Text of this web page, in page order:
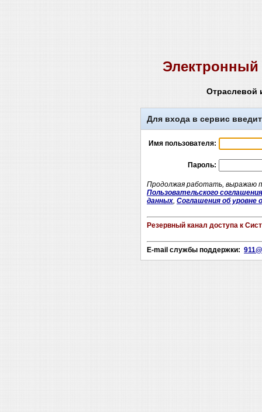
Отраслевой
Для входа в сервис
Имя пользователя:
Пароль:
Продолжая работать, выражаю
Пользовательского соглашения
данных, Соглашения об уровне
Резервный канал доступа к
E-mail службы поддержки: